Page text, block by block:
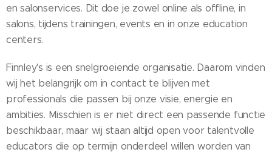
en salonservices. Dit doe je zowel online als offline, in
salons, tijdens trainingen, events en in onze education
centers.
Finnley's is een snelgroeiende organisatie. Daarom vinden
wij het belangrijk om in contact te blijven met
professionals die passen bij onze visie, energie en
ambities. Misschien is er niet direct een passende functie
beschikbaar, maar wij staan altijd open voor talentvolle
educators die op termijn onderdeel willen worden van